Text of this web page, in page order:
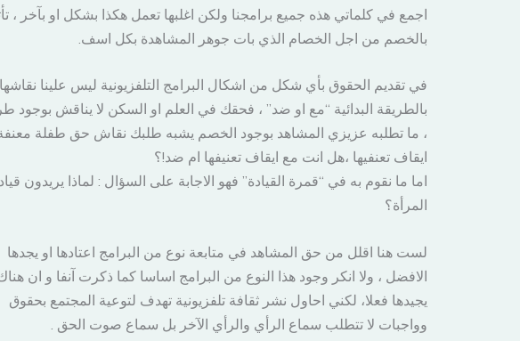
اجمع في كلماتي هذه جميع برامجنا ولكن اغلبها تعمل هكذا بشكل او بآخر ،
بالخصم من اجل الخصام الذي بات جوهر المشاهدة بكل اسف.
في تقديم الحقوق بأي شكل من اشكال البرامج التلفزيونية ليس علينا نقاشها
بالطريقة البدائية “مع او ضد” ، فحقك في العلم او السكن لا يناقش بوجود
، ما تطلبه عزيزي المشاهد بوجود الخصم يشبه طلبك نقاش حق طفلة
ايقاف تعنفيها ،هل انت مع ايقاف تعنيفها ام ضد!؟
اما ما نقوم به في “قمرة القيادة” فهو الاجابة على السؤال : لماذا يريدون
المرأة؟
لست هنا اقلل من حق المشاهد في متابعة نوع من البرامج اعتادها او يجدها
الافضل ، ولا انكر وجود هذا النوع من البرامج اساسا كما ذكرت آنفا و ان
يجيدها فعلا، لكني احاول نشر ثقافة تلفزيونية تهدف لتوعية المجتمع بحقوق
وواجبات لا تتطلب سماع الرأي والرأي الآخر بل سماع صوت الحق .